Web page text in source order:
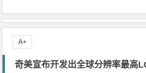
奇美宣布开发出全球分辨率最高
A+